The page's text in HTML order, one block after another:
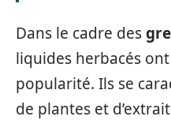
Dans le cadre des
liquides herbacés
popularité. Ils se
de plantes et